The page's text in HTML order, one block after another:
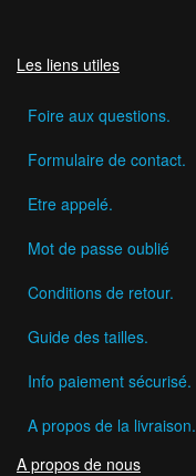
Les liens utiles
Foire aux questions.
Formulaire de contact.
Etre appelé.
Mot de passe oublié
Conditions de retour.
Guide des tailles.
Info paiement sécurisé.
A propos de la livraison.
A propos de nous